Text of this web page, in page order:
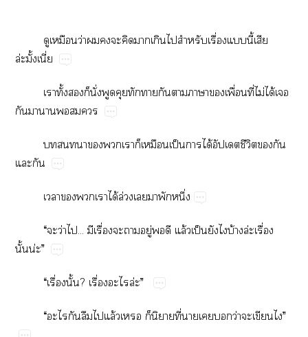
​​ว่​​​​​​​​​ื่​​ี้​​
ล่ั้ี่
​ั้​​​ั่​​​​​​​​​ื่​ี่​ไม่​ได้​​
​​​​​
​​​​​​​ป็​​ได้ี​​​
​
​​​​ได้​ล่​​​​ึ่
“​​ว่​...​​ื่​​​ู่​​​ล้​ป็​​​บ้​ล่​ื่​
ั้น่”
“​ื่​ั้?​ื่​​ล่”
“​​​​​ล้​​​​ี่​​​​ว่​​​”